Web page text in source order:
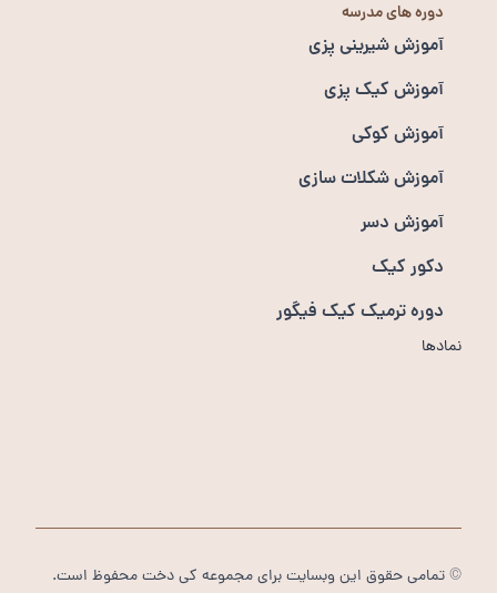
دوره های مدرسه
آموزش شیرینی پزی
آموزش کیک پزی
آموزش کوکی
آموزش شکلات سازی
آموزش دسر
دکور کیک
دوره ترمیک کیک فیگور
نمادها
© تمامی حقوق این وبسایت برای مجموعه کی دخت محفوظ است.